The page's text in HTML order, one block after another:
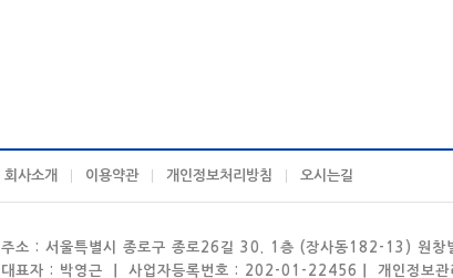
회사소개 이용약관 개인정보처리방침 오시는길
주소 : 서울특별시 종로구 종로26길 30. 1층 (장사동182-13) 원창
대표자 : 박영근 ㅣ 사업자등록번호 : 202-01-22456ㅣ 개인정보관